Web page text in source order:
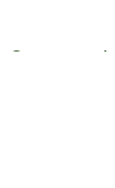
Store